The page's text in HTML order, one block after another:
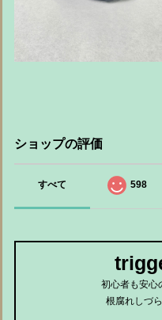
ショップの評価
すべて 598
初心者も安心
根腐れしづ